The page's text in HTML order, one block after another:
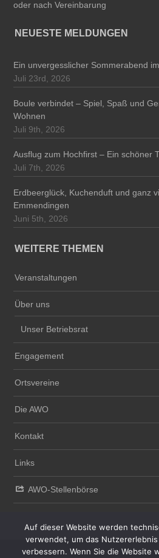
oder nach Vereinbarung
NEUESTE MELDUNGEN
Ein unvergesslicher Sommerabend
Juli 23rd, 2026
Boule verbindet – Spiel, Spaß und
Wohnen
Juli 9th, 2026
Ausflug zum Hochfirst – Ein schöner
Juli 7th, 2026
Erdbeerglück, Kuchenduft und ganz
Emmendingen
Juni 5th, 2026
WEITERE THEMEN
Veranstaltungen
Über uns
Unser Betriebsrat
Engagement
Ortsvereine
Die AWO
Kontakt
Links
AWO-Stellenbörse
Auf dieser Website werden
verwendet, um das
verbessern. Wenn Sie die Website